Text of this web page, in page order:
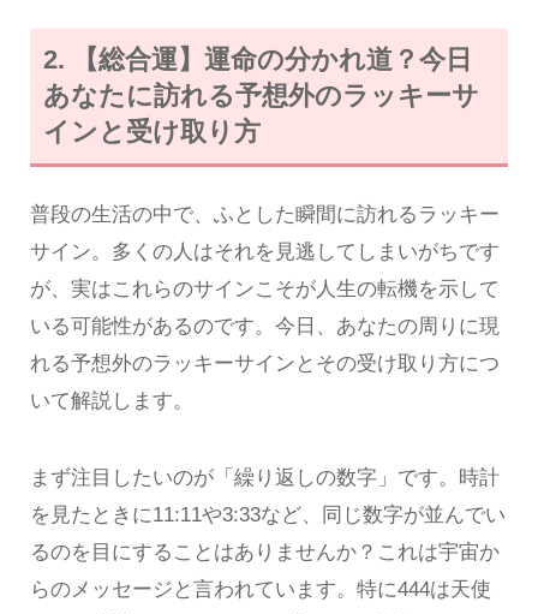
2. 【総合運】運命の分かれ道？今日
あなたに訪れる予想外のラッキーサ
インと受け取り方
普段の生活の中で、ふとした瞬間に訪れるラッキー
サイン。多くの人はそれを見逃してしまいがちです
が、実はこれらのサインこそが人生の転機を示して
いる可能性があるのです。今日、あなたの周りに現
れる予想外のラッキーサインとその受け取り方につ
いて解説します。
まず注目したいのが「繰り返しの数字」です。時計
を見たときに11:11や3:33など、同じ数字が並んでい
るのを目にすることはありませんか？これは宇宙か
らのメッセージと言われています。特に444は天使